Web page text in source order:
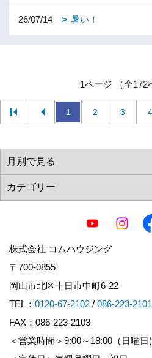
26/07/14 暑い！
1ページ （全172
1 2 3 4
株式会社 コムハウジング
〒700-0855
岡山市北区十日市中町6-22
TEL： 0120-67-2102 / 086-223-2101
FAX：086-223-2103
＜営業時間＞9:00～18:00（日曜